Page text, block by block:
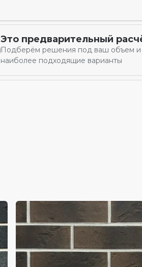
Это предварительный
Подберём решения под ваш объем
наиболее подходящие варианты